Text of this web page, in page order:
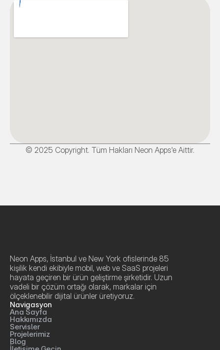
© 2025 Copyright. Tüm Hakları Neon Apps'e Aittir.
Neon Apps, İstanbul ve New York ofislerinde 85
kişilik kendi ekibiyle mobil, web ve SaaS projeleri
hayata geçiren bir ürün geliştirme şirketidir. Uzun
vadeli bir çözüm ortağı olarak, markalar için
ölçeklenebilir dijital ürünler üretiyoruz.
Navigasyon
Ana Sayfa
Hakkımızda
Servisler
Projelerimiz
Blog